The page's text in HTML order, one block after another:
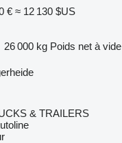
€ ≈ 12 130 $US
26 000 kg Poids net à vide
& TRAILERS